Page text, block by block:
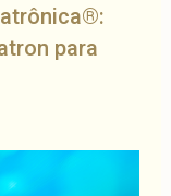
para